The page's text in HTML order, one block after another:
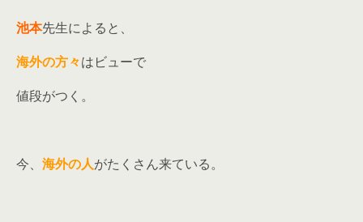
池本先生によると、
海外の方々はビューで
値段がつく。
今、 海外の人がたくさん来ている。